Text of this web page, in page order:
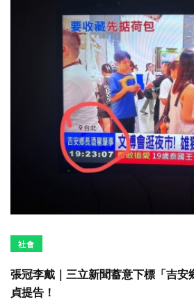
社會
張冠李戴｜三立新聞蓄意下標「吉安
貞提告！